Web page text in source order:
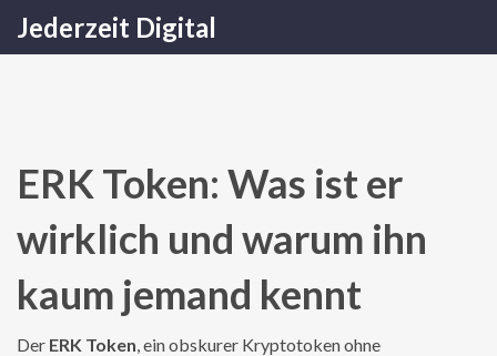
Jederzeit Digital
ERK Token: Was ist er
wirklich und warum ihn
kaum jemand kennt
Der ERK Token,ein obskurer Kryptotoken ohne